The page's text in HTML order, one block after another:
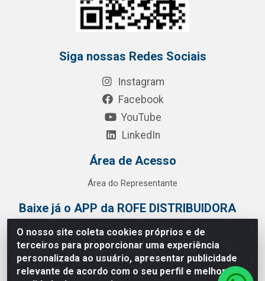
O nosso site coleta cookies próprios e de
terceiros para proporcionar uma experiência
personalizada ao usuário, apresentar publicidade
relevante de acordo com o seu perfil e melhorar a
Siga nossas Redes Sociais
Instagram
Facebook
YouTube
LinkedIn
Área de Acesso
Área do Representante
Baixe já o APP da ROFE DISTRIBUIDORA